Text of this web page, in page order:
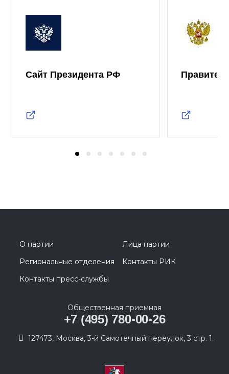
Сайт Президента РФ
О партии
Лица партии
Региональные отделения
Контакты РИК
Контакты пресс-службы
Общественная приемная
+7 (495) 780-00-26
127473, Москва, 3-й Самотечный переулок, 3 стр. 1.